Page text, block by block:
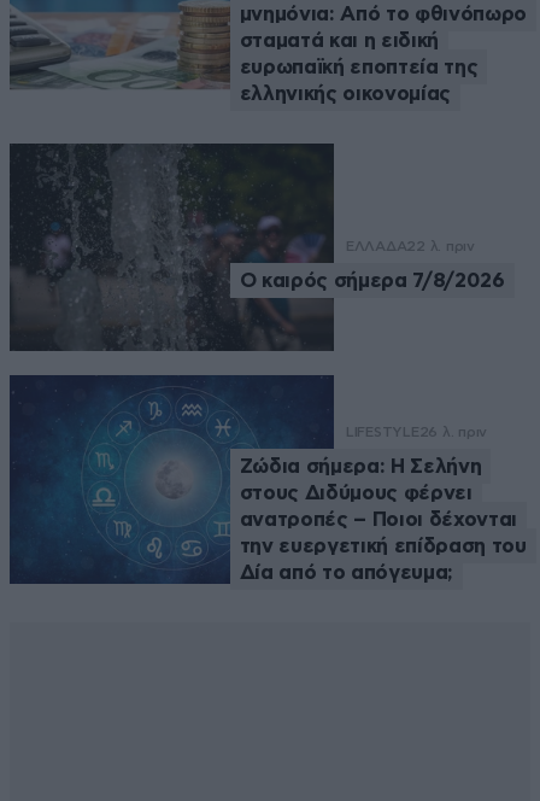
μνημόνια: Από το φθινόπωρο
σταματά και η ειδική
ευρωπαϊκή εποπτεία της
ελληνικής οικονομίας
ΕΛΛΑΔΑ22 λ. πριν
Ο καιρός σήμερα 7/8/2026
LIFESTYLE26 λ. πριν
Ζώδια σήμερα: Η Σελήνη
στους Διδύμους φέρνει
ανατροπές – Ποιοι δέχονται
την ευεργετική επίδραση του
Δία από το απόγευμα;